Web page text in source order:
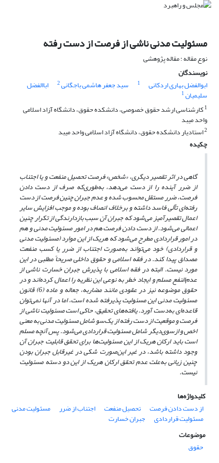
مسئولیت مدنی ناشی از فرصت از دست رفته
نوع مقاله : مقاله پژوهشی
نویسندگان
ابوالفضل بهاری اردکانی
1 سید جعفر هاشمی باجگانی2 اباالفضل
سلیمیان1
1کارشناسی ارشد حقوق خصوصی، دانشکده حقوق، دانشگاه آزاد اسلامی
واحد میبد
2استادیار دانشکده حقوق، دانشگاه آزاد اسلامی واحد میبد
چکیده
گاهی در اثر تقصیر دیگری، «شخص» فرصت تحصیل منفعت و یا اجتناب
از ضرر آینده را از دست می‌دهد، به‌طوری‌که صرف از دست دادن
فرصت، ضرر مستقل محسوب شده و عدم جبران چنین فرصت از دست
رفته‌ای تآلی فاسد داشته و برخلاف انصاف بوده و موجب افزایش سایر
اعمال تقصیرآمیز می‌شود که جبران آن سبب بازدارندگی از تکرار چنین
اعمالی می‌شود. از دست دادن فرصت هم در امور مسئولیت مدنی و هم
در امور قراردادی مطرح می‌شود که هر‌یک از این موارد (مسئولیت مدنی
و قراردادی) خود می‌تواند به‌صورت اجتناب از ضرر یا کسب منفعت
مصداق پیدا کند. در فقه اسلامی و حقوق داخلی صریحاً مطلبی در این
مورد نیست. البته در فقه اسلامی با پذیرش جبران خسارت ناشی از
عدم‌النفع مسلم و ایجاد خطر به نوعی این نظریه را اعمال کرده‌اند و در
حقوق موضوعه نیز در عقودی مانند مضاربه، جعاله و ماده (6) قانون
مسئولیت مدنی این مسئولیت پذیرفته شده است، اما در آنها نمی‌توان
قاعده‌ای به‌دست آورد. یافته‌های تحقیق، حاکی است مسئولیت ناشی از
فرصت و موقعیت از دست رفته از یک‌سو شامل مسئولیت مدنی به معنی
اخص و از‌سوی‌دیگر شامل مسئولیت قراردادی می‌شود. پس آنچه مسلم
است باید ارکان هریک از این مسئولیت‌ها برای تحقق قابلیت جبران آن
وجود داشته باشد، در غیر این‌صورت شکی در غیرقابل جبران بودن
چنین زیانی به‌علت عدم تحقق ارکان هریک از این دو دسته مسئولیت
نیست.
کلیدواژه‌ها
از دست دادن فرصت
تحصیل منفعت اجتناب از ضرر مسئولیت مدنی
مسئولیت قراردادی
جبران خسارت
موضوعات
حقوق